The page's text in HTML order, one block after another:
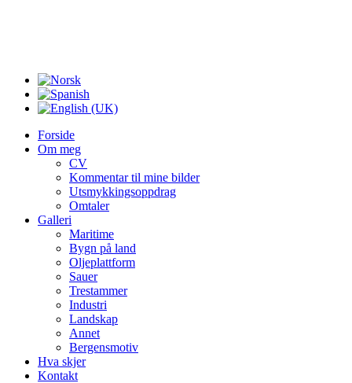
Forside
Om meg
CV
Kommentar til mine bilder
Utsmykkingsoppdrag
Omtaler
Galleri
Maritime
Bygn på land
Oljeplattform
Sauer
Trestammer
Industri
Landskap
Annet
Bergensmotiv
Hva skjer
Kontakt